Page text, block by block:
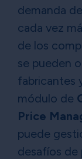
demanda
cada vez
de los
se pueden
fabricantes
módulo de
Price
puede
desafíos de